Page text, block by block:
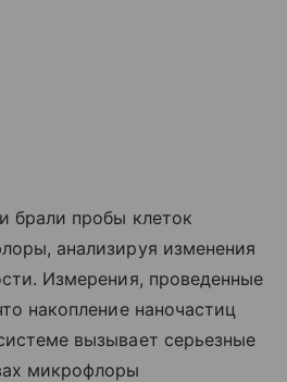
брали пробы клеток
анализируя изменения
Измерения, проведенные
накопление наночастиц
вызывает серьезные
микрофлоры